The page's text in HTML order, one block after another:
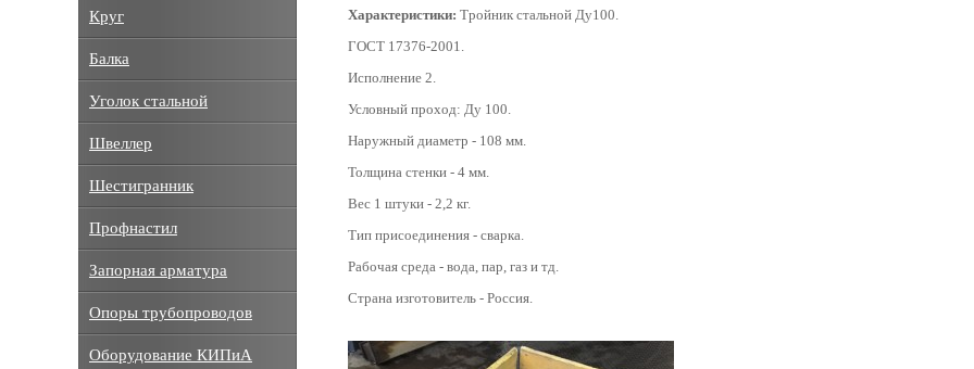
Характеристики: Тройник стальной Ду100.
ГОСТ 17376-2001.
Исполнение 2.
Условный проход: Ду 100.
Наружный диаметр - 108 мм.
Толщина стенки - 4 мм.
Вес 1 штуки - 2,2 кг.
Тип присоединения - сварка.
Рабочая среда - вода, пар, газ и тд.
Страна изготовитель - Россия.
Круг
Балка
Уголок стальной
Швеллер
Шестигранник
Профнастил
Запорная арматура
Опоры трубопроводов
Оборудование КИПиА